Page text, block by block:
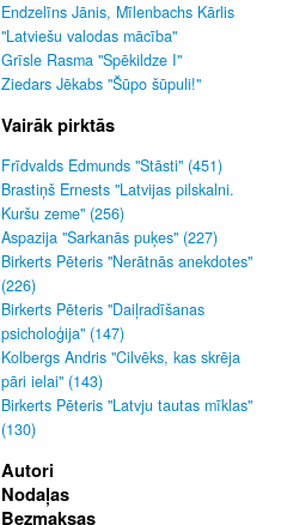
Endzelīns Jānis, Mīlenbachs Kārlis
"Latviešu valodas mācība"
Grīsle Rasma "Spēkildze I"
Ziedars Jēkabs "Šūpo šūpuli!"
Vairāk pirktās
Frīdvalds Edmunds "Stāsti" (451)
Brastiņš Ernests "Latvijas pilskalni.
Kuršu zeme" (256)
Aspazija "Sarkanās puķes" (227)
Birkerts Pēteris "Nerātnās anekdotes"
(226)
Birkerts Pēteris "Daiļradīšanas
psicholoģija" (147)
Kolbergs Andris "Cilvēks, kas skrēja
pāri ielai" (143)
Birkerts Pēteris "Latvju tautas mīklas"
(130)
Autori
Nodaļas
Bezmaksas